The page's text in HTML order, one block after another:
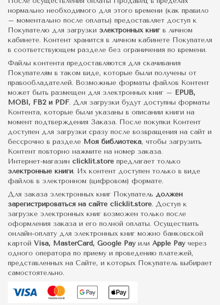
нормально необходимого для этого времени (как правило
– моментально после оплаты) предоставляет доступ к
Покупателю для загрузки электронных книг в личном
кабинете. Контент хранится в личном кабинете Покупателя
в соответствующем разделе без ограничения по времени.
Файлы контента предоставляются для скачивания
Покупателям в таком виде, которые были получены от
правообладателей. Возможные форматы файлов Контент
может быть размещен для электронных книг – EPUB,
MOBI, FB2 и PDF. Для загрузки будут доступны форматы
Контента, которые были указаны в описании книги на
момент подтверждения Заказа. После покупки Контент
доступен для загрузки сразу после возвращения на сайт и
бессрочно в разделе Моя библиотека, чтобы загрузить
Контент повторно нажмите на номер заказа.
Интернет-магазин clicklit.store предлагает только
электронные книги. Их контент доступен только в виде
файлов в электронном (цифровом) формате.
Для заказа электронных книг Покупатель должен
зарегистрироваться на сайте clicklit.store. Доступ к
загрузке электронных книг возможен только после
оформления заказа и его полной оплаты. Осуществить
онлайн-оплату для электронных книг можно банковской
картой Visa, MasterCard, Google Pay или Apple Payчерез
одного оператора по приему и проведению платежей,
представленных на Сайте, и которых Покупатель выбирает
самостоятельно.